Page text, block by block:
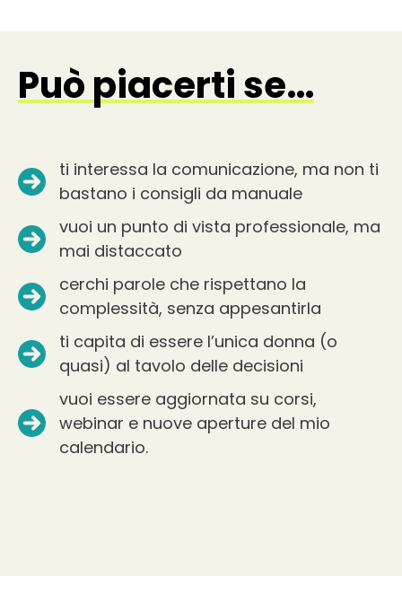
Può piacerti se…
ti interessa la comunicazione, ma non ti
bastano i consigli da manuale
vuoi un punto di vista professionale, ma
mai distaccato
cerchi parole che rispettano la
complessità, senza appesantirla
ti capita di essere l’unica donna (o
quasi) al tavolo delle decisioni
vuoi essere aggiornata su corsi,
webinar e nuove aperture del mio
calendario.